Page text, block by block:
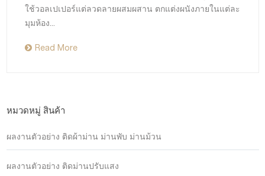
ใช้วอลเปเปอร์แต่ลวดลายผสมผสาน ตกแต่งผนังภายในแต่ละ
มุมห้อง...
Read More
หมวดหมู่ สินค้า
ผลงานตัวอย่าง ติดผ้าม่าน ม่านพับ ม่านม้วน
ผลงานตัวอย่าง ติดม่านปรับแสง